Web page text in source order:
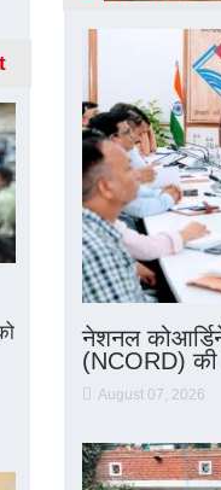
नेशनल
(NCORD) की
August 07, 2026